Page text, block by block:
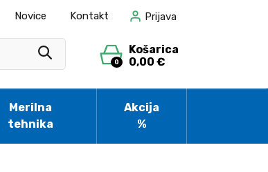
Novice Kontakt Prijava
0
Košarica
0,00 €
Merilna
tehnika
Akcija
%